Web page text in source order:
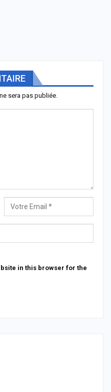
sera pas publiée.
in this browser for the